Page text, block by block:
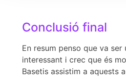
Conclusió final
En resum penso que va ser
interessant i crec que és
Basetis assistim a aquests